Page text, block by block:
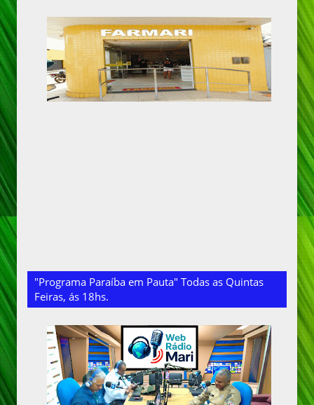
"Programa Paraíba em Pauta" Todas as Quintas
Feiras, ás 18hs.